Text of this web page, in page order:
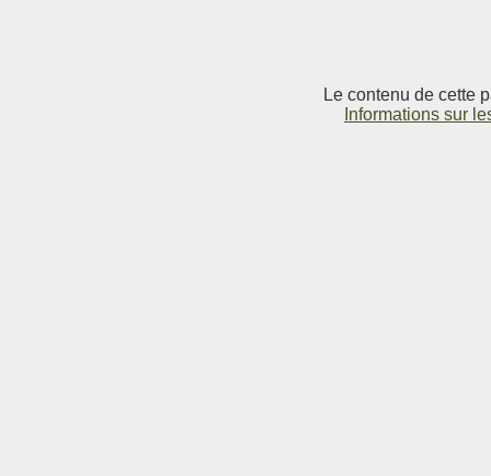
Le contenu de cette
Informations sur